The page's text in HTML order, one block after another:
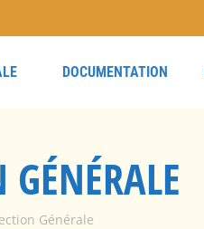
DOCUMENTATION
Générale